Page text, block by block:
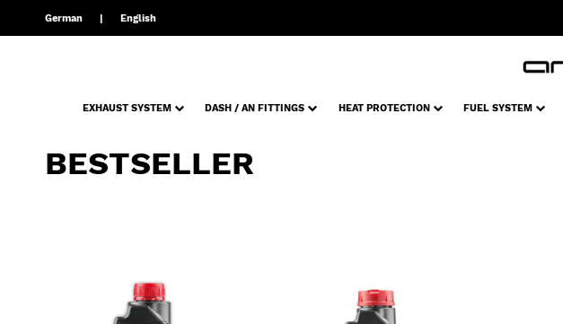
German English
EXHAUST SYSTEM DASH / AN FITTINGS HEAT PROTECTION FUEL SYSTEM
BESTSELLER